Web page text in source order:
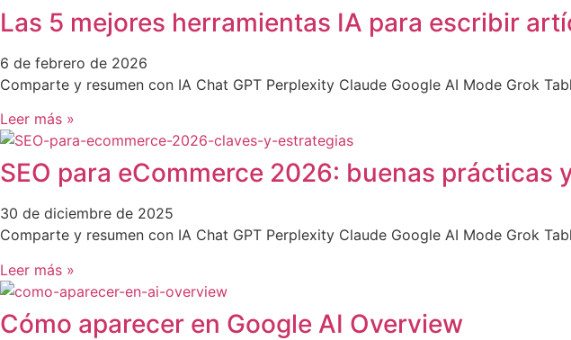
Las 5 mejores herramientas IA para escribir
6 de febrero de 2026
Comparte y resumen con IA Chat GPT Perplexity Claude Google AI Mode Grok
Leer más »
SEO para eCommerce 2026: buenas prácticas
30 de diciembre de 2025
Comparte y resumen con IA Chat GPT Perplexity Claude Google AI Mode Grok
Leer más »
Cómo aparecer en Google AI Overview